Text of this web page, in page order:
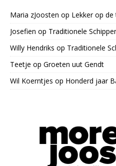
Maria zJoosten op Lekker op
Josefien op Traditionele
Willy Hendriks op Traditionele
Teetje op Groeten uut Gendt
Wil Koerntjes op Honderd jaar